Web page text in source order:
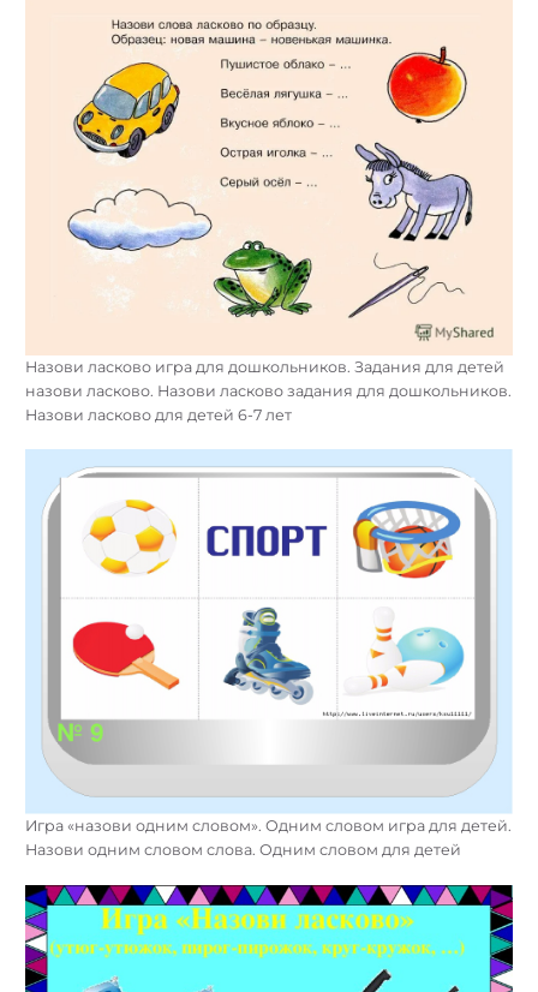
Назови ласково игра для дошкольников. Задания для детей
назови ласково. Назови ласково задания для дошкольников.
Назови ласково для детей 6-7 лет
Игра «назови одним словом». Одним словом игра для детей.
Назови одним словом слова. Одним словом для детей